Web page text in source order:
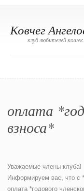
Ковчег
клуб любителей кошек
оплата
взноса*
Уважаемые члены клуба!
Информируем вас, что с
оплата *годового